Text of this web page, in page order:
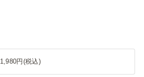
1,980円(税込)